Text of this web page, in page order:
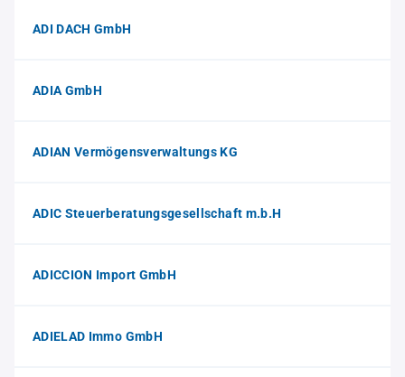
ADI DACH GmbH
ADIA GmbH
ADIAN Vermögensverwaltungs KG
ADIC Steuerberatungsgesellschaft m.b.H
ADICCION Import GmbH
ADIELAD Immo GmbH